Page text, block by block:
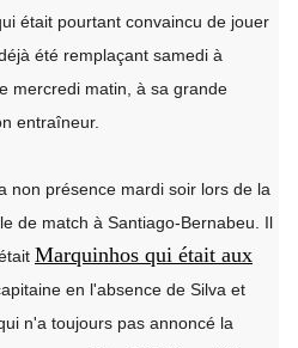
était pourtant convaincu de jouer
été remplaçant samedi à
mercredi matin, à sa grande
entraîneur.
non présence mardi soir lors de la
de match à Santiago-Bernabeu. Il
Marquinhos qui était aux
en l'absence de Silva et
n'a toujours pas annoncé la